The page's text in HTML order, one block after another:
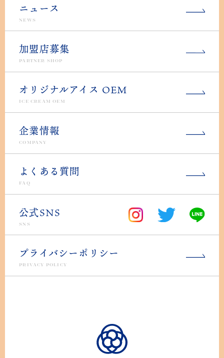
ニュース
NEWS
加盟店募集
PARTNER SHOP
オリジナルアイス OEM
ICE CREAM OEM
企業情報
COMPANY
よくある質問
FAQ
公式SNS
SNS
プライバシーポリシー
PRIVACY POLICY